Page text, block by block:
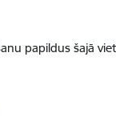
papildus šajā